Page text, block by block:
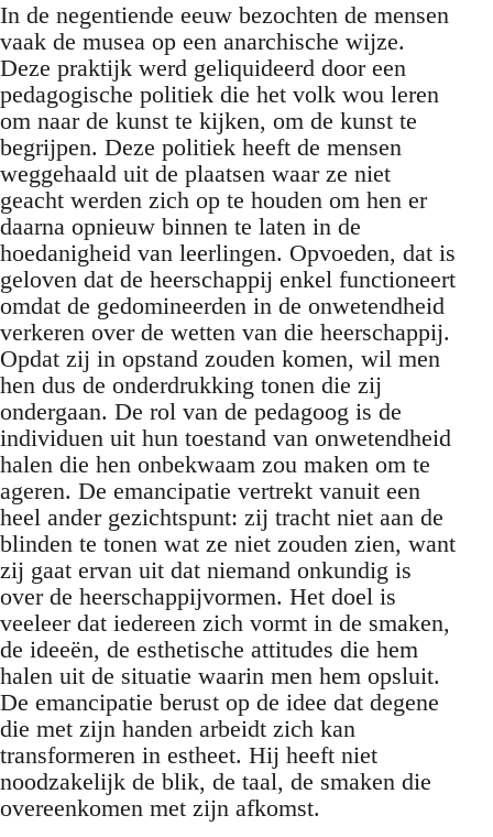
In de negentiende eeuw bezochten de mensen
vaak de musea op een anarchische wijze.
Deze praktijk werd geliquideerd door een
pedagogische politiek die het volk wou leren
om naar de kunst te kijken, om de kunst te
begrijpen. Deze politiek heeft de mensen
weggehaald uit de plaatsen waar ze niet
geacht werden zich op te houden om hen er
daarna opnieuw binnen te laten in de
hoedanigheid van leerlingen. Opvoeden, dat is
geloven dat de heerschappij enkel functioneert
omdat de gedomineerden in de onwetendheid
verkeren over de wetten van die heerschappij.
Opdat zij in opstand zouden komen, wil men
hen dus de onderdrukking tonen die zij
ondergaan. De rol van de pedagoog is de
individuen uit hun toestand van onwetendheid
halen die hen onbekwaam zou maken om te
ageren. De emancipatie vertrekt vanuit een
heel ander gezichtspunt: zij tracht niet aan de
blinden te tonen wat ze niet zouden zien, want
zij gaat ervan uit dat niemand onkundig is
over de heerschappijvormen. Het doel is
veeleer dat iedereen zich vormt in de smaken,
de ideeën, de esthetische attitudes die hem
halen uit de situatie waarin men hem opsluit.
De emancipatie berust op de idee dat degene
die met zijn handen arbeidt zich kan
transformeren in estheet. Hij heeft niet
noodzakelijk de blik, de taal, de smaken die
overeenkomen met zijn afkomst.